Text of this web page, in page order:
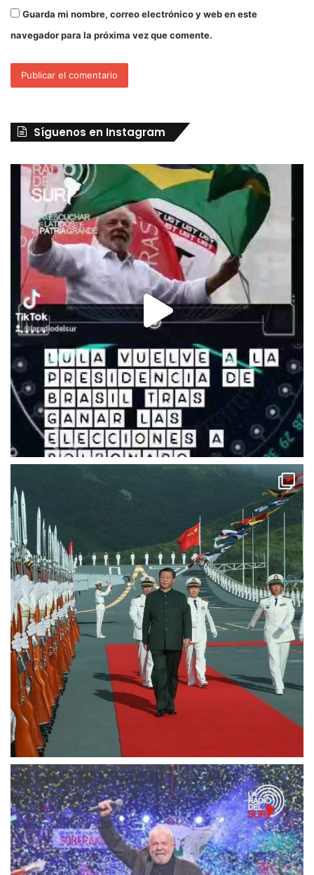
Guarda mi nombre, correo electrónico y web en este
navegador para la próxima vez que comente.
Síguenos en Instagram